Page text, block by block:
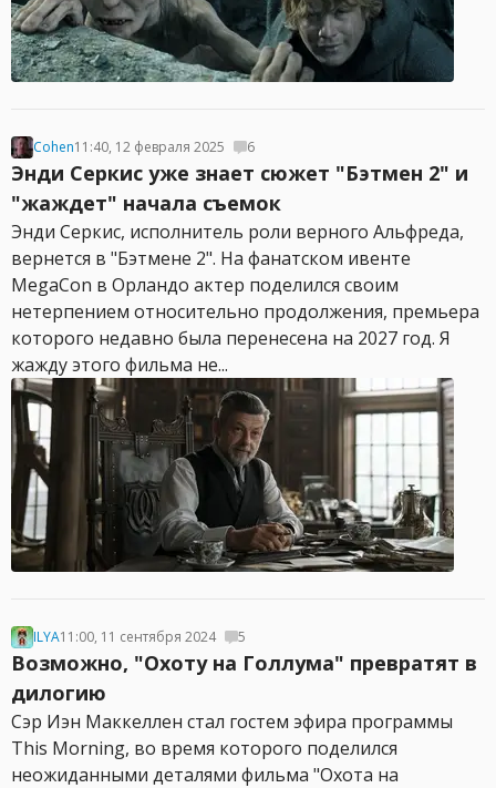
Cohen11:40, 12 февраля 2025 6
Энди Серкис уже знает сюжет "Бэтмен 2" и
"жаждет" начала съемок
Энди Серкис, исполнитель роли верного Альфреда,
вернется в "Бэтмене 2". На фанатском ивенте
MegaCon в Орландо актер поделился своим
нетерпением относительно продолжения, премьера
которого недавно была перенесена на 2027 год. Я
жажду этого фильма не...
ILYA11:00, 11 сентября 2024 5
Возможно, "Охоту на Голлума" превратят в
дилогию
Сэр Иэн Маккеллен стал гостем эфира программы
This Morning, во время которого поделился
неожиданными деталями фильма "Охота на